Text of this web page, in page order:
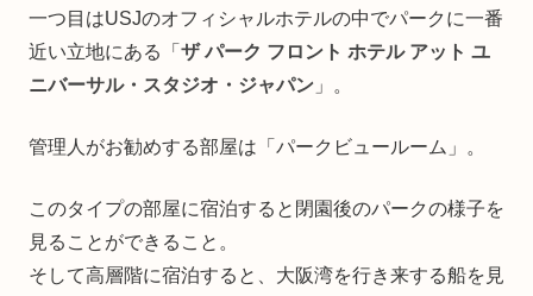
一つ目はUSJのオフィシャルホテルの中でパークに一番
近い立地にある「 ザ パーク フロント ホテル アット ユ
ニバーサル・スタジオ・ジャパン 」。
管理人がお勧めする部屋は「パークビュールーム」。
このタイプの部屋に宿泊すると閉園後のパークの様子を
見ることができること。
そして高層階に宿泊すると、大阪湾を行き来する船を見